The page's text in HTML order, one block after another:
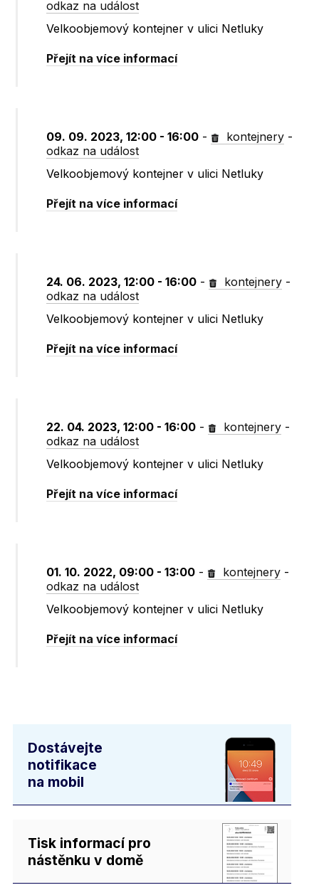
odkaz na událost
Velkoobjemový kontejner v ulici Netluky
Přejít na více informací
09. 09. 2023, 12:00 - 16:00 - kontejnery -
odkaz na událost
Velkoobjemový kontejner v ulici Netluky
Přejít na více informací
24. 06. 2023, 12:00 - 16:00 - kontejnery -
odkaz na událost
Velkoobjemový kontejner v ulici Netluky
Přejít na více informací
22. 04. 2023, 12:00 - 16:00 - kontejnery -
odkaz na událost
Velkoobjemový kontejner v ulici Netluky
Přejít na více informací
01. 10. 2022, 09:00 - 13:00 - kontejnery -
odkaz na událost
Velkoobjemový kontejner v ulici Netluky
Přejít na více informací
Dostávejte
notifikace
na mobil
Tisk informací pro
nástěnku v domě